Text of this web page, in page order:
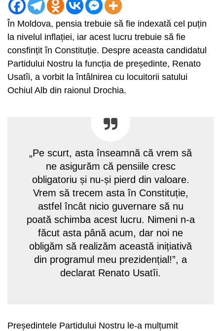
În Moldova, pensia trebuie să fie indexată cel puțin
la nivelul inflației, iar acest lucru trebuie să fie
consfințit în Constituție. Despre aceasta candidatul
Partidului Nostru la funcția de președinte, Renato
Usatîi, a vorbit la întâlnirea cu locuitorii satului
Ochiul Alb din raionul Drochia.
„Pe scurt, asta înseamnă că vrem să
ne asigurăm că pensiile cresc
obligatoriu și nu-și pierd din valoare.
Vrem să trecem asta în Constituție,
astfel încât nicio guvernare să nu
poată schimba acest lucru. Nimeni n-a
făcut asta până acum, dar noi ne
obligăm să realizăm această inițiativă
din programul meu prezidențial!”, a
declarat Renato Usatîi.
Președintele Partidului Nostru le-a mulțumit